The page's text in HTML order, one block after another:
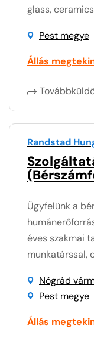
glass,
Pest megye
Állás
Randstad
Ügyfelünk a
éves szakmai
munkatárssal,
Nógrád
Pest megye
Állás